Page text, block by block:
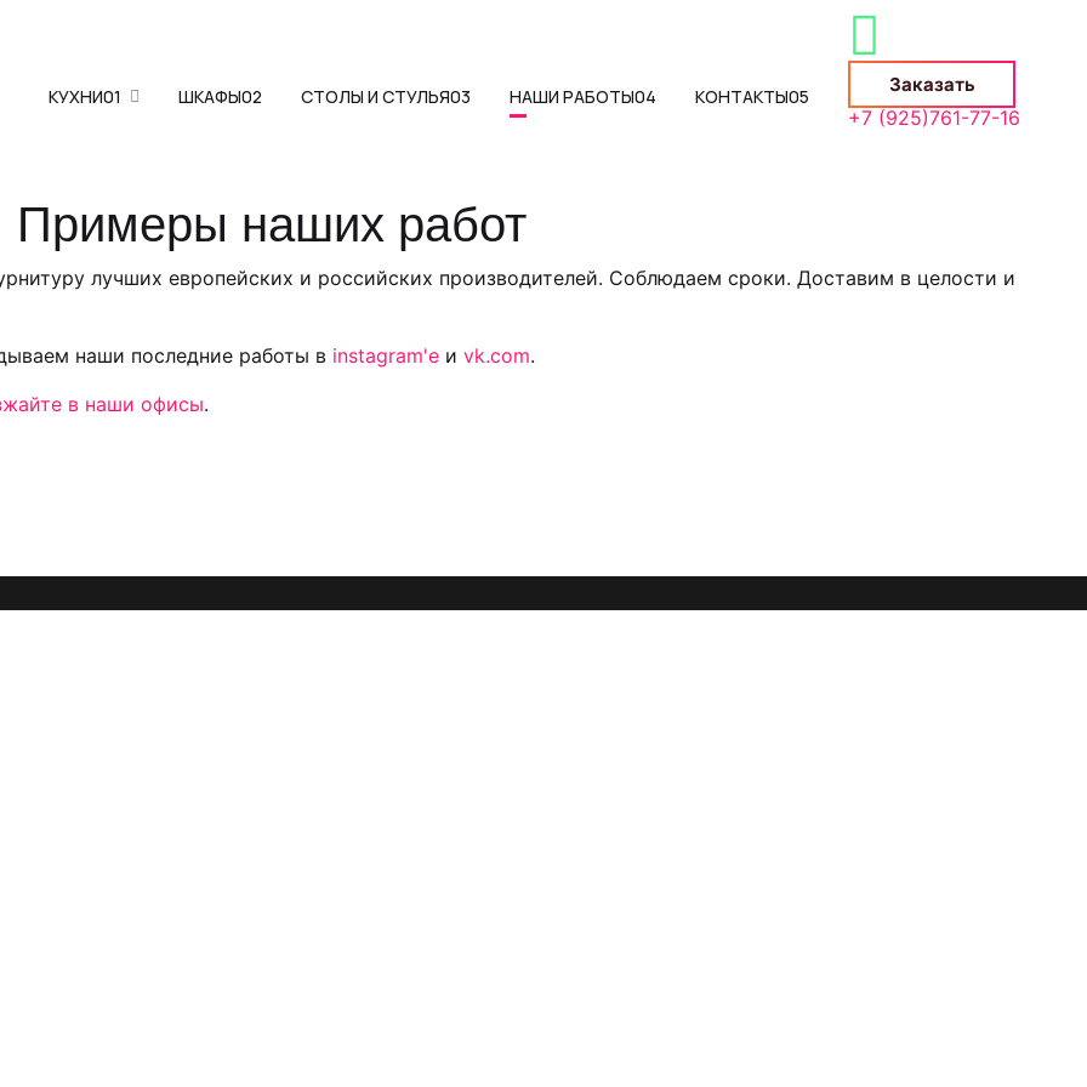
Заказать
+7 (925)761-77-16
КУХНИ01 ШКАФЫ02 СТОЛЫ И СТУЛЬЯ03 НАШИ РАБОТЫ04 КОНТАКТЫ05
Примеры наших работ
лучших европейских и российских производителей. Соблюдаем сроки. Доставим в целости и
наши последние работы в instagram'е и vk.com.
в наши офисы.